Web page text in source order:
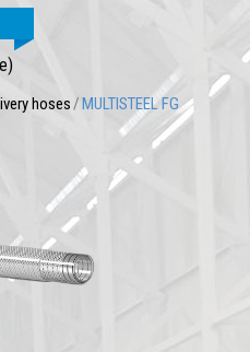
hoses/MULTISTEEL FG